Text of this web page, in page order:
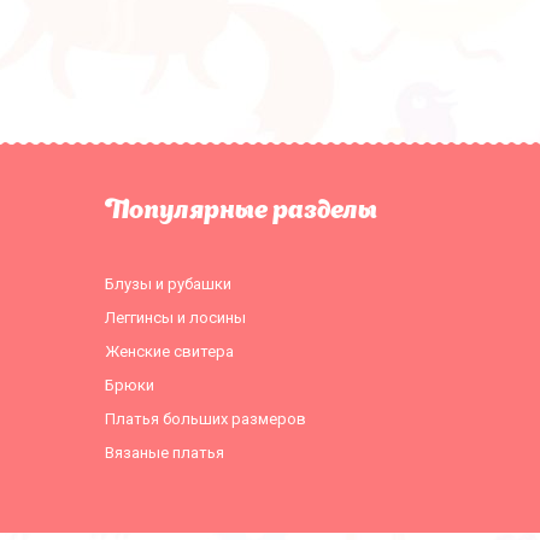
Популярные разделы
Блузы и рубашки
Леггинсы и лосины
Женские свитера
Брюки
Платья больших размеров
Вязаные платья